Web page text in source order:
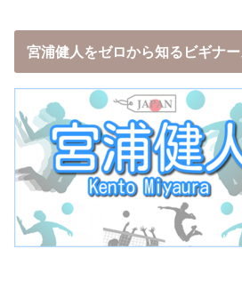
宮浦健人をゼロから知るビギナ